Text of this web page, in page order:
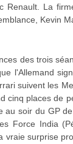
Renault. La
Kevin
des trois
l'Allemand
suivent les
cinq places de
soir du GP
Force India
vraie surprise